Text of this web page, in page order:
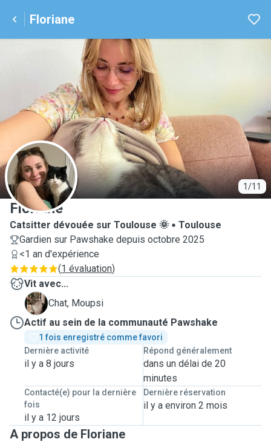
Floriane
1/11
F
Floriane
Catsitter dévouée sur Toulouse 🌞
Toulouse
Gardien sur Pawshake depuis octobre 2025
<1 an d'expérience
(1 évaluation)
Vit avec...
M
Chat, Moupsi
Actif au sein de la communauté Pawshake
1 fois enregistré comme favori
Dernière activité
il y a 8 jours
Répond généralement
dans un délai de 20
minutes
Contacté(e) pour la dernière
fois
il y a 12 jours
Dernière réservation
il y a environ 2 mois
A propos de Floriane